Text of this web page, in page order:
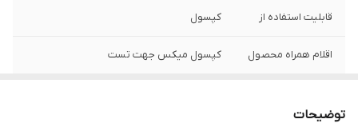
قابلیت استفاده از کپسول
اقلام همراه محصول کپسول میکس جهت تست
توضیحات